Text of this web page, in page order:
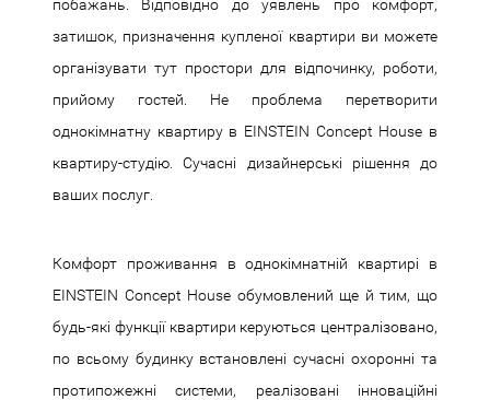
побажань. Відповідно до уявлень про комфорт,
затишок, призначення купленої квартири ви можете
організувати тут простори для відпочинку, роботи,
прийому гостей. Не проблема перетворити
однокімнатну квартиру в EINSTEIN Concept House в
квартиру-студію. Сучасні дизайнерські рішення до
ваших послуг.
Комфорт проживання в однокімнатній квартирі в
EINSTEIN Concept House обумовлений ще й тим, що
будь-які функції квартири керуються централізовано,
по всьому будинку встановлені сучасні охоронні та
протипожежні системи, реалізовані інноваційні